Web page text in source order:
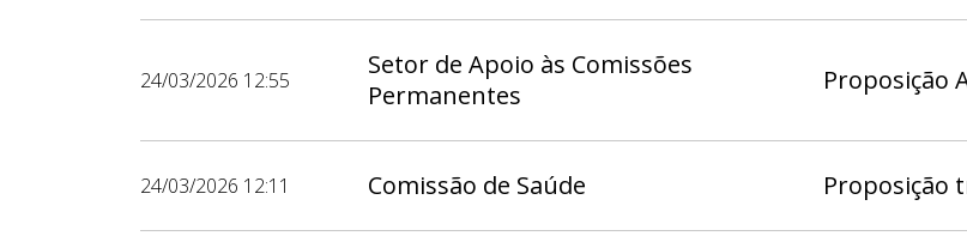
24/03/2026 12:55
Setor de Apoio às Comissões
Permanentes
Proposição
24/03/2026 12:11 Comissão de Saúde Proposição